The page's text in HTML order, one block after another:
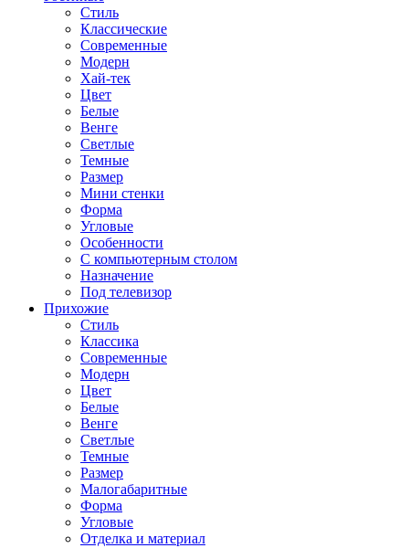
Стиль
Классические
Современные
Модерн
Хай-тек
Цвет
Белые
Венге
Светлые
Темные
Размер
Мини стенки
Форма
Угловые
Особенности
С компьютерным столом
Назначение
Под телевизор
Прихожие
Стиль
Классика
Современные
Модерн
Цвет
Белые
Венге
Светлые
Темные
Размер
Малогабаритные
Форма
Угловые
Отделка и материал